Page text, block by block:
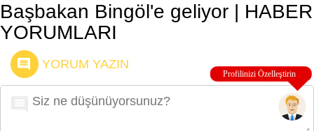
Başbakan Bingöl'e geliyor | HABER
YORUMLARI
YORUM YAZIN